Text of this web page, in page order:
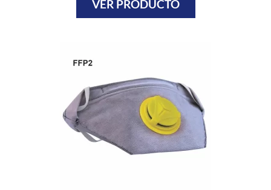
VER PRODUCTO